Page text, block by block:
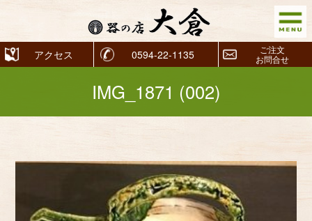
アクセス 0594-22-1135
ご注文
お問合せ
IMG_1871 (002)